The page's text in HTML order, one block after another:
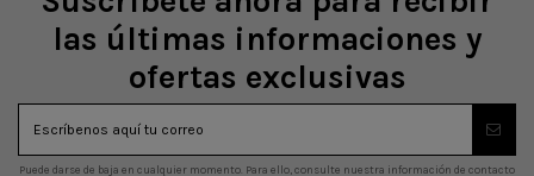
las últimas informaciones y
ofertas exclusivas
Puede darse de baja en cualquier momento. Para ello, consulte nuestra información de contacto